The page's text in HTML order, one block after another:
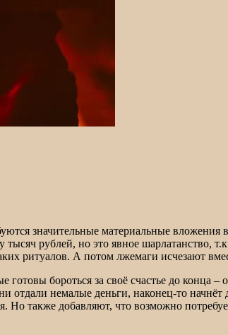
значительные материальные вложения
рублей, но это явное шарлатанство,
ритуалов. А потом лжемаги исчезают
бороться за своё счастье до конца –
отдали немалые деньги, наконец-то начнёт
также добавляют, что возможно